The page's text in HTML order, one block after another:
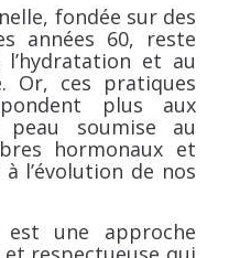
fondée sur des
années 60, reste
et au
Or, ces pratiques
plus aux
peau soumise au
hormonaux et
l’évolution de nos
est une approche